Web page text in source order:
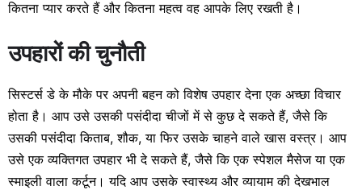
कितना प्यार करते हैं और कितना महत्व वह आपके लिए रखती है।
उपहारों की चुनौती
सिस्टर्स डे के मौके पर अपनी बहन को विशेष उपहार देना एक अच्छा विचार
होता है। आप उसे उसकी पसंदीदा चीजों में से कुछ दे सकते हैं, जैसे कि
उसकी पसंदीदा किताब, शौक, या फिर उसके चाहने वाले खास वस्त्र। आप
उसे एक व्यक्तिगत उपहार भी दे सकते हैं, जैसे कि एक स्पेशल मैसेज या एक
स्माइली वाला कर्टून। यदि आप उसके स्वास्थ्य और व्यायाम की देखभाल